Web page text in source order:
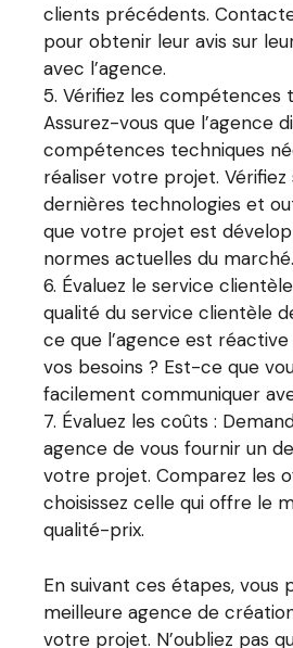
clients précédents.
pour obtenir leur avis sur
avec l’agence.
Vérifiez les compétences
Assurez-vous que l’agence
compétences techniques
réaliser votre projet. Vérifiez
dernières technologies et
que votre projet est
normes actuelles du marché.
Évaluez le service
qualité du service clientèle
ce que l’agence est
vos besoins ? Est-ce que
facilement communiquer
Évaluez les coûts :
agence de vous fournir un
votre projet. Comparez les
choisissez celle qui offre le
qualité-prix.
En suivant ces étapes, vous
meilleure agence de
votre projet. N’oubliez pas